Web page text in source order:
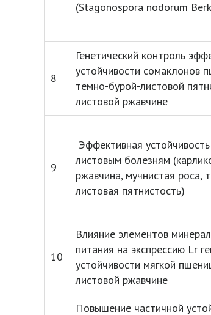
(Stagonospora nodorum
8
Генетический контроль
устойчивости сомаклонов
темно-бурой-листовой
листовой ржавчине
9
Эффективная
листовым болезням
ржавчина, мучнистая роса,
листовая пятнистость)
10
Влияние элементов
питания на экспрессию Lr
устойчивости мягкой
листовой ржавчине
Повышение частичной